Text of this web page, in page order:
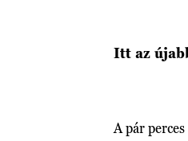
Itt az
A pár perces